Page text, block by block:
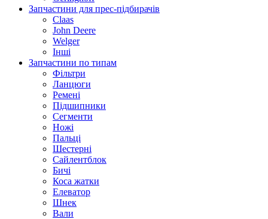
Запчастини для прес-підбирачів
Claas
John Deere
Welger
Інші
Запчастини по типам
Фільтри
Ланцюги
Ремені
Підшипники
Сегменти
Ножі
Пальці
Шестерні
Сайлентблок
Бичі
Коса жатки
Елеватор
Шнек
Вали